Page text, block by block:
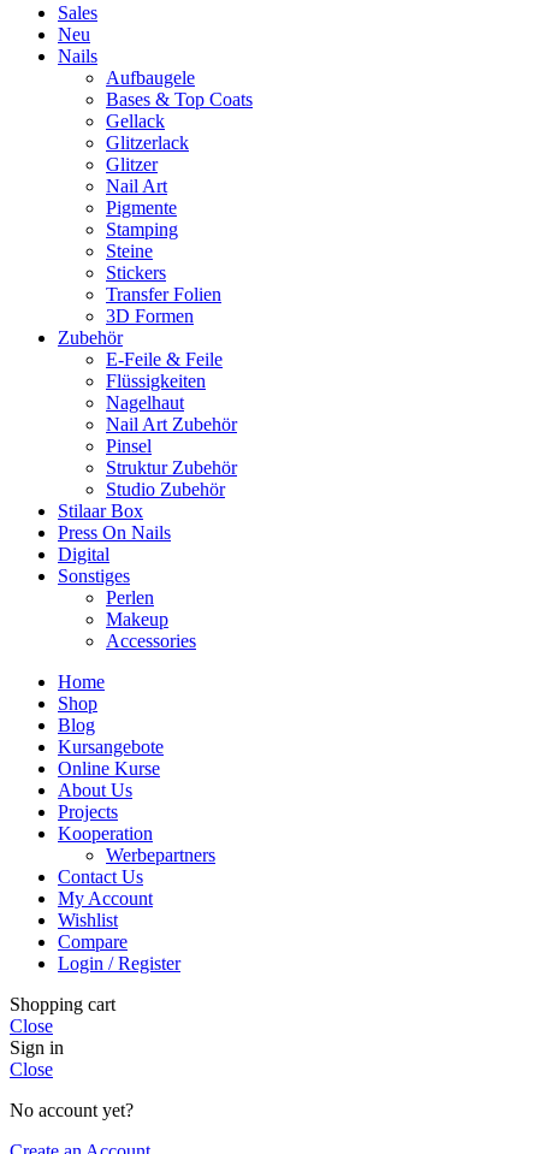
Sales
Neu
Nails
Aufbaugele
Bases & Top Coats
Gellack
Glitzerlack
Glitzer
Nail Art
Pigmente
Stamping
Steine
Stickers
Transfer Folien
3D Formen
Zubehör
E-Feile & Feile
Flüssigkeiten
Nagelhaut
Nail Art Zubehör
Pinsel
Struktur Zubehör
Studio Zubehör
Stilaar Box
Press On Nails
Digital
Sonstiges
Perlen
Makeup
Accessories
Home
Shop
Blog
Kursangebote
Online Kurse
About Us
Projects
Kooperation
Werbepartners
Contact Us
My Account
Wishlist
Compare
Login / Register
Shopping cart
Close
Sign in
Close
No account yet?